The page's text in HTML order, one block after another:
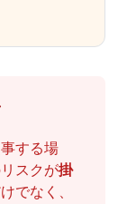
する場
スクが掛
でなく、